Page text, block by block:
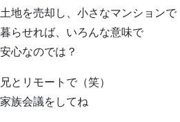
土地を売却し、小さなマンションで
暮らせれば、いろんな意味で
安心なのでは？
兄とリモートで（笑）
家族会議をしてね